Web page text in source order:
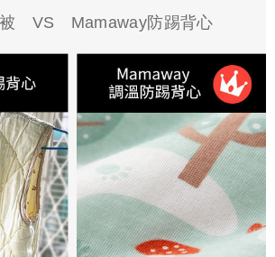
被 VS Mamaway防踢背心